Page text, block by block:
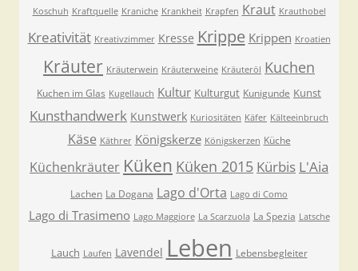
Koschuh Kraftquelle Kraniche Krankheit Krapfen Kraut Krauthobel
Kreativität Kreativzimmer Kresse Krippe Krippen Kroatien
Kräuter Kräuterwein Kräuterweine Kräuteröl Kuchen
Kuchen im Glas Kugellauch Kultur Kulturgut Kunigunde Kunst
Kunsthandwerk Kunstwerk Kuriositäten Käfer Kälteeinbruch
Käse Käthrer Königskerze Königskerzen Küche
Küchenkräuter Küken Küken 2015 Kürbis L'Aia
Lachen La Dogana Lago d'Orta Lago di Como
Lago di Trasimeno Lago Maggiore La Scarzuola La Spezia Latsche
Lauch Laufen Lavendel Leben Lebensbegleiter